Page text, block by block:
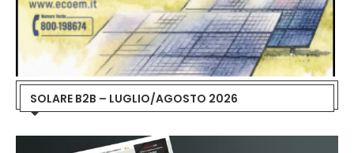
SOLARE B2B – LUGLIO/AGOSTO 2026